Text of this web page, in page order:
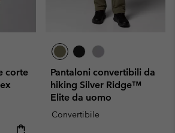
corte
sale price:
Regular price:
Pantaloni convertibili da
hiking Silver Ridge™
Elite da uomo
Convertibile